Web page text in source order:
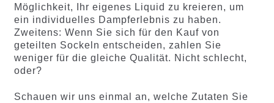
Möglichkeit, Ihr eigenes Liquid zu kreieren, um
ein individuelles Dampferlebnis zu haben.
Zweitens: Wenn Sie sich für den Kauf von
geteilten Sockeln entscheiden, zahlen Sie
weniger für die gleiche Qualität. Nicht schlecht,
oder?
Schauen wir uns einmal an, welche Zutaten Sie